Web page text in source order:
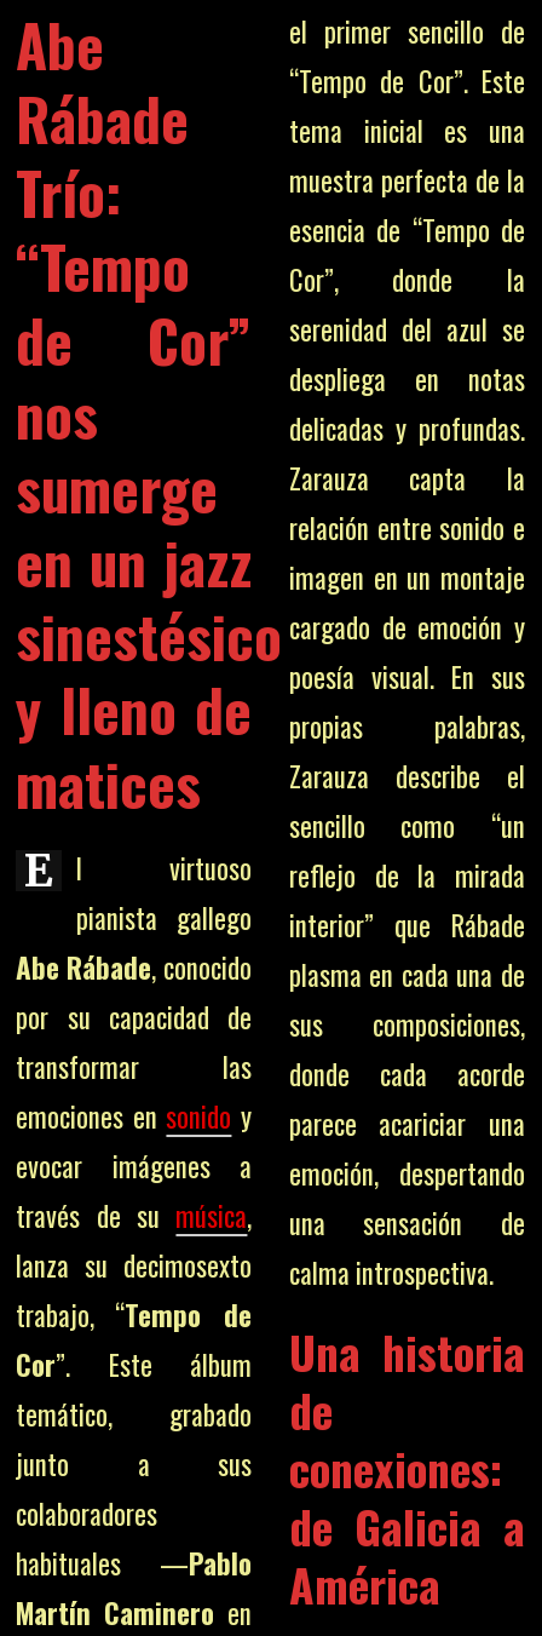
Abe
Rábade
Trío:
“Tempo
de Cor”
nos
sumerge
en un jazz
sinestésico
y lleno de
matices
E l virtuoso
pianista gallego
Abe Rábade, conocido
por su capacidad de
transformar las
emociones ensonido y
evocar imágenes a
través de su música,
lanza su decimosexto
trabajo, “Tempo de
Cor”. Este álbum
temático, grabado
junto a sus
colaboradores
habituales —Pablo
Martín Caminero en
el primer sencillo de
“Tempo de Cor”. Este
tema inicial es una
muestra perfecta de la
esencia de “Tempo de
Cor”, donde la
serenidad del azul se
despliega en notas
delicadas y profundas.
Zarauza capta la
relación entre sonido e
imagen en un montaje
cargado de emoción y
poesía visual. En sus
propias palabras,
Zarauza describe el
sencillo como “un
reflejo de la mirada
interior” que Rábade
plasma en cada una de
sus composiciones,
donde cada acorde
parece acariciar una
emoción, despertando
una sensación de
calma introspectiva.
Una historia
de
conexiones:
de Galicia a
América